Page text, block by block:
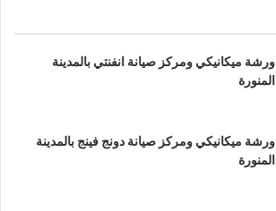
ورشة ميكانيكي ومركز صيانة انفنتي بالمدينة
المنورة
ورشة ميكانيكي ومركز صيانة دونج فينج بالمدينة
المنورة